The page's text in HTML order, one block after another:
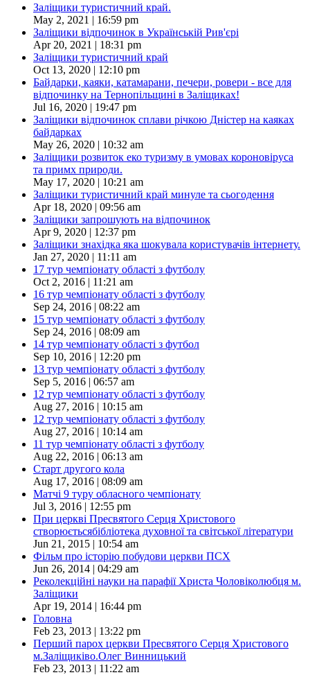
Заліщики туристичний край.
May 2, 2021 | 16:59 pm
Заліщики відпочинок в Українській Рив'єрі
Apr 20, 2021 | 18:31 pm
Заліщики туристичний край
Oct 13, 2020 | 12:10 pm
Байдарки, каяки, катамарани, печери, ровери - все для
відпочинку на Тернопільщині в Заліщиках!
Jul 16, 2020 | 19:47 pm
Заліщики відпочинок сплави річкою Дністер на каяках
байдарках
May 26, 2020 | 10:32 am
Заліщики розвиток еко туризму в умовах короновіруса
та примх природи.
May 17, 2020 | 10:21 am
Заліщики туристичний край минуле та сьогодення
Apr 18, 2020 | 09:56 am
Заліщики запрошують на відпочинок
Apr 9, 2020 | 12:37 pm
Заліщики знахідка яка шокувала користувачів інтернету.
Jan 27, 2020 | 11:11 am
17 тур чемпіонату області з футболу
Oct 2, 2016 | 11:21 am
16 тур чемпіонату області з футболу
Sep 24, 2016 | 08:22 am
15 тур чемпіонату області з футболу
Sep 24, 2016 | 08:09 am
14 тур чемпіонату області з футбол
Sep 10, 2016 | 12:20 pm
13 тур чемпіонату області з футболу
Sep 5, 2016 | 06:57 am
12 тур чемпіонату області з футболу
Aug 27, 2016 | 10:15 am
12 тур чемпіонату області з футболу
Aug 27, 2016 | 10:14 am
11 тур чемпіонату області з футболу
Aug 22, 2016 | 06:13 am
Старт другого кола
Aug 17, 2016 | 08:09 am
Матчі 9 туру обласного чемпіонату
Jul 3, 2016 | 12:55 pm
При церкві Пресвятого Серця Христового
створюєтьсябібліотека духовної та світської літератури
Jun 21, 2015 | 10:54 am
Фільм про історію побудови церкви ПСХ
Jun 26, 2014 | 04:29 am
Реколекційні науки на парафії Христа Чоловіколюбця м.
Заліщики
Apr 19, 2014 | 16:44 pm
Головна
Feb 23, 2013 | 13:22 pm
Перший парох церкви Пресвятого Серця Христового
м.Заліщиківо.Олег Винницький
Feb 23, 2013 | 11:22 am